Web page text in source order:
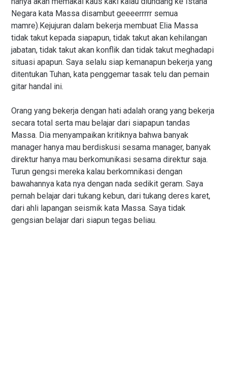
Negara kata Massa disambut geeeerrrrr semua
mamre).Kejujuran dalam bekerja membuat Elia Massa
tidak takut kepada siapapun, tidak takut akan kehilangan
jabatan, tidak takut akan konflik dan tidak takut meghadapi
situasi apapun. Saya selalu siap kemanapun bekerja yang
ditentukan Tuhan, kata penggemar tasak telu dan pemain
gitar handal ini.
Orang yang bekerja dengan hati adalah orang yang bekerja
secara total serta mau belajar dari siapapun tandas
Massa. Dia menyampaikan kritiknya bahwa banyak
manager hanya mau berdiskusi sesama manager, banyak
direktur hanya mau berkomunikasi sesama direktur saja.
Turun gengsi mereka kalau berkomnikasi dengan
bawahannya kata nya dengan nada sedikit geram. Saya
pernah belajar dari tukang kebun, dari tukang deres karet,
dari ahli lapangan seismik kata Massa. Saya tidak
gengsian belajar dari siapun tegas beliau.